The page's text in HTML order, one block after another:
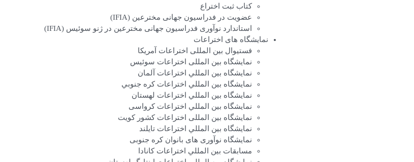
کتاب ثبت اختراع
عضویت در فدراسیون جهانی مخترعین (IFIA)
استاندارد نوآوری فدراسیون جهانی مخترعین در ژنو سوئیس (IFIA)
نمایشگاه های اختراعات
فستیوال بین المللی اختراعات آمریکا
نمایشگاه بین المللی اختراعات سوئيس
نمایشگاه بين المللي اختراعات آلمان
نمایشگاه بين المللي اختراعات كره جنوبي
نمایشگاه بين المللي اختراعات لهستان
نمایشگاه بين المللي اختراعات کرواسی
نمايشگاه بين المللی اختراعات کشور کویت
نمايشگاه بين المللي اختراعات تایلند
نمایشگاه نوآوری های بانوان کره جنوبی
مسابقات بين المللي اختراعات کانادا